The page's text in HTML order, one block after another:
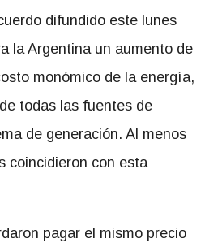
difundido este lunes
la Argentina un aumento de
monómico de la energía,
todas las fuentes de
de generación. Al menos
coincidieron con esta
pagar el mismo precio